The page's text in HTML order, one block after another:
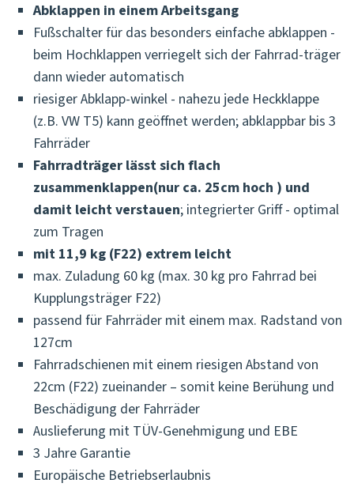
Abklappen in einem Arbeitsgang
Fußschalter für das besonders einfache abklappen -
beim Hochklappen verriegelt sich der Fahrrad-träger
dann wieder automatisch
riesiger Abklapp-winkel - nahezu jede Heckklappe
(z.B. VW T5) kann geöffnet werden; abklappbar bis 3
Fahrräder
Fahrradträger lässt sich flach
zusammenklappen(nur ca. 25cm hoch ) und
damit leicht verstauen; integrierter Griff - optimal
zum Tragen
mit 11,9 kg (F22) extrem leicht
max. Zuladung 60 kg (max. 30 kg pro Fahrrad bei
Kupplungsträger F22)
passend für Fahrräder mit einem max. Radstand von
127cm
Fahrradschienen mit einem riesigen Abstand von
22cm (F22) zueinander – somit keine Berühung und
Beschädigung der Fahrräder
Auslieferung mit TÜV-Genehmigung und EBE
3 Jahre Garantie
Europäische Betriebserlaubnis